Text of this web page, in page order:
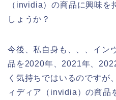
（invidia）の商品に興味を
しょうか？
今後、私自身も、、、イン
品を2020年、2021年、
く気持ちではいるのですが
ィディア（invidia）の商品